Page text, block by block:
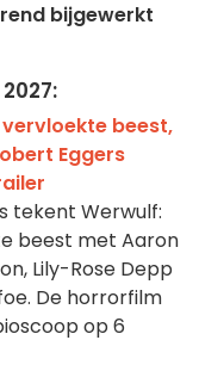
bijgewerkt
beest,
Eggers
tekent Werwulf:
beest met Aaron
Lily-Rose Depp
De horrorfilm
op 6